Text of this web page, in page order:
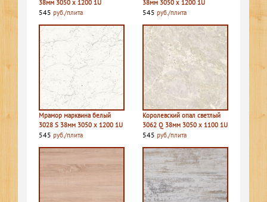
38мм 3050 х 1200 1U
545 руб./плита
38мм 3050 х 1200 1U
545 руб./плита
Мрамор марквина белый
3028 S 38мм 3050 х 1200 1U
545 руб./плита
Королевский опал светлый
3062 Q 38мм 3050 х 1100 1U
545 руб./плита